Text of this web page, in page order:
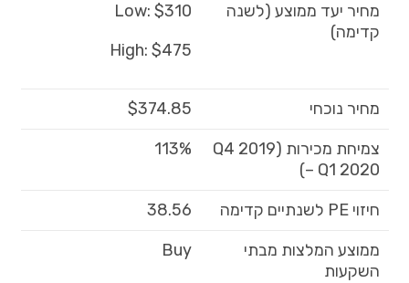
מחיר יעד ממוצע (לשנה
קדימה)
Low: $310
High: $475
מחיר נוכחי
$374.85
צמיחת מכירות (Q4 2019
– Q1 2020)
113%
חיזוי PE לשנתיים קדימה
38.56
ממוצע המלצות מבתי
השקעות
Buy